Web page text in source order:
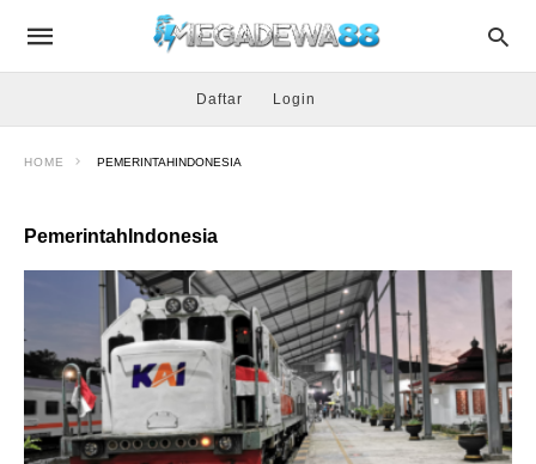
Daftar Login
HOME PEMERINTAHINDONESIA
PemerintahIndonesia